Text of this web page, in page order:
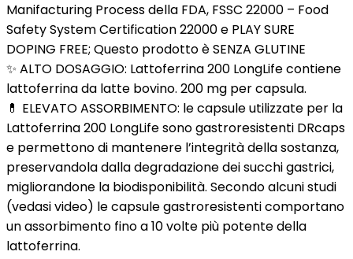
Manifacturing Process della FDA, FSSC 22000 – Food
Safety System Certification 22000 e PLAY SURE
DOPING FREE; Questo prodotto è SENZA GLUTINE
✨ ALTO DOSAGGIO: Lattoferrina 200 LongLife contiene
lattoferrina da latte bovino. 200 mg per capsula.
💊 ELEVATO ASSORBIMENTO: le capsule utilizzate per la
Lattoferrina 200 LongLife sono gastroresistenti DRcaps
e permettono di mantenere l’integrità della sostanza,
preservandola dalla degradazione dei succhi gastrici,
migliorandone la biodisponibilità. Secondo alcuni studi
(vedasi video) le capsule gastroresistenti comportano
un assorbimento fino a 10 volte più potente della
lattoferrina.